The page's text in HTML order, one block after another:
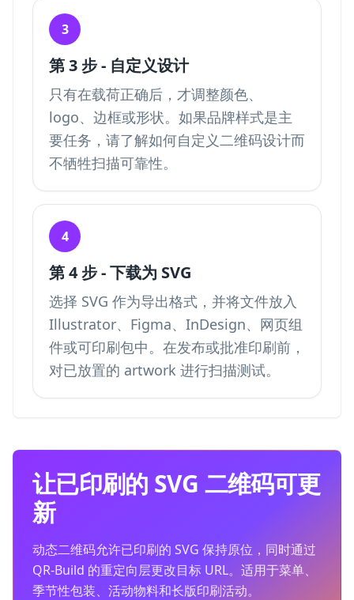
3
第 3 步 - 自定义设计
只有在载荷正确后，才调整颜色、
logo、边框或形状。如果品牌样式是主
要任务，请了解如何自定义二维码设计而
不牺牲扫描可靠性。
4
第 4 步 - 下载为 SVG
选择 SVG 作为导出格式，并将文件放入
Illustrator、Figma、InDesign、网页组
件或可印刷包中。在发布或批准印刷前，
对已放置的 artwork 进行扫描测试。
让已印刷的 SVG 二维码可更
新
动态二维码允许已印刷的 SVG 保持原位，同时通过
QR-Build 的重定向层更改目标 URL。适用于菜单、
季节性包装、活动物料和长版印刷活动。